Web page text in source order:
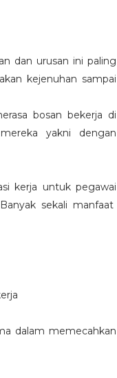
dan urusan ini paling
kejenuhan sampai
bosan bekerja di
yakni dengan
kerja untuk pegawai
sekali manfaat
dalam memecahkan